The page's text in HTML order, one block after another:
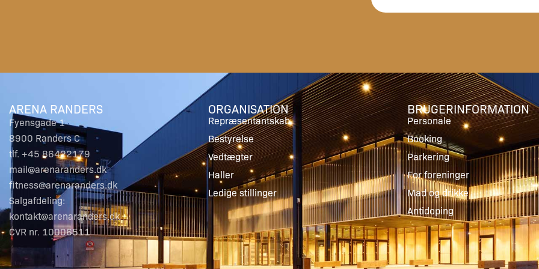
ARENA RANDERS
Fyensgade 1
8900 Randers C
tlf. +45 86422179
mail@arenaranders.dk
fitness@arenaranders.dk
Salgafdeling:
kontakt@arenaranders.dk
CVR nr. 10006511
ORGANISATION
Repræsentantskab
Bestyrelse
Vedtægter
Haller
Ledige stillinger
BRUGERINFORMATION
Personale
Booking
Parkering
For foreninger
Mad og drikke
Antidoping